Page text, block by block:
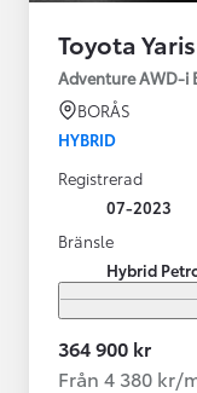
Toyota
Adventure AWD-i
BORÅS
HYBRID
Registrerad
07-2023
Bränsle
Hybrid
364 900 kr
Från 4 380 kr/